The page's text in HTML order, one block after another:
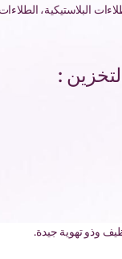
البلاستيكية،
:
وذو تهوية جيدة.